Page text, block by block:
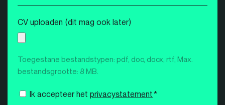
nummer
*
CV uploaden (dit mag ook later)
Toegestane bestandstypen: pdf, doc, docx, rtf, Max.
bestandsgrootte: 8 MB.
Instemming
Ik accepteer het privacystatement*